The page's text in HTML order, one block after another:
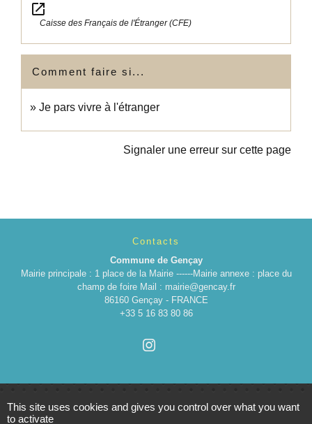
open_in_new
Caisse des Français de l'Étranger (CFE)
Comment faire si...
Je pars vivre à l'étranger
Signaler une erreur sur cette page
Contacts
Commune de Gençay
Mairie principale : 1 place de la Mairie ------Mairie annexe : place du
champ de foire Mail : mairie@gencay.fr
86160 Gençay - FRANCE
+33 5 16 83 80 86
This site uses cookies and gives you control over what you want
to activate